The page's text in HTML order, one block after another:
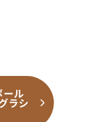
ル
ラシ